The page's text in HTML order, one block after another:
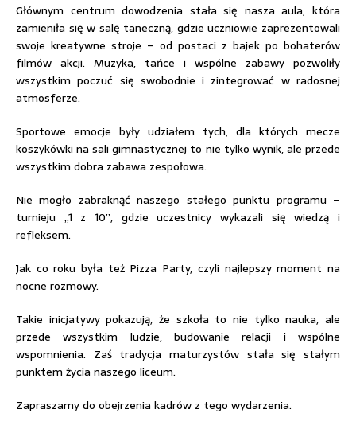
Głównym centrum dowodzenia stała się nasza aula, która
zamieniła się w salę taneczną, gdzie uczniowie zaprezentowali
swoje kreatywne stroje – od postaci z bajek po bohaterów
filmów akcji. Muzyka, tańce i wspólne zabawy pozwoliły
wszystkim poczuć się swobodnie i zintegrować w radosnej
atmosferze.
Sportowe emocje były udziałem tych, dla których mecze
koszykówki na sali gimnastycznej to nie tylko wynik, ale przede
wszystkim dobra zabawa zespołowa.
Nie mogło zabraknąć naszego stałego punktu programu –
turnieju „1 z 10”, gdzie uczestnicy wykazali się wiedzą i
refleksem.
Jak co roku była też Pizza Party, czyli najlepszy moment na
nocne rozmowy.
Takie inicjatywy pokazują, że szkoła to nie tylko nauka, ale
przede wszystkim ludzie, budowanie relacji i wspólne
wspomnienia. Zaś tradycja maturzystów stała się stałym
punktem życia naszego liceum.
Zapraszamy do obejrzenia kadrów z tego wydarzenia.